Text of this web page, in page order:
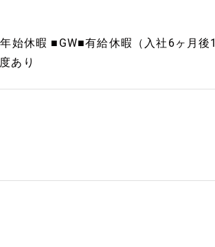
始休暇 ■GW■有給休暇（入社6ヶ月後1
あり